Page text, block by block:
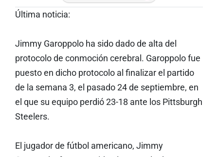
Última noticia:
Jimmy Garoppolo ha sido dado de alta del
protocolo de conmoción cerebral. Garoppolo fue
puesto en dicho protocolo al finalizar el partido
de la semana 3, el pasado 24 de septiembre, en
el que su equipo perdió 23-18 ante los Pittsburgh
Steelers.
El jugador de fútbol americano, Jimmy